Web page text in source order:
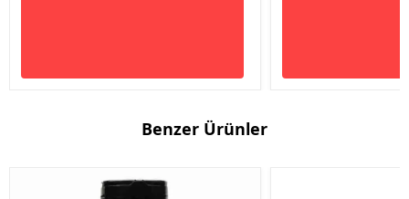
Benzer Ürünler